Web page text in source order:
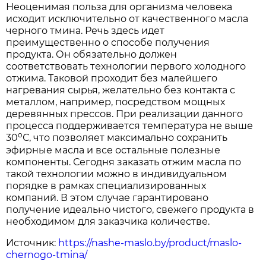
Неоценимая польза для организма человека
исходит исключительно от качественного масла
черного тмина. Речь здесь идет
преимущественно о способе получения
продукта. Он обязательно должен
соответствовать технологии первого холодного
отжима. Таковой проходит без малейшего
нагревания сырья, желательно без контакта с
металлом, например, посредством мощных
деревянных прессов. При реализации данного
процесса поддерживается температура не выше
30оС, что позволяет максимально сохранить
эфирные масла и все остальные полезные
компоненты. Сегодня заказать отжим масла по
такой технологии можно в индивидуальном
порядке в рамках специализированных
компаний. В этом случае гарантировано
получение идеально чистого, свежего продукта в
необходимом для заказчика количестве.
Источник: https://nashe-maslo.by/product/maslo-
chernogo-tmina/